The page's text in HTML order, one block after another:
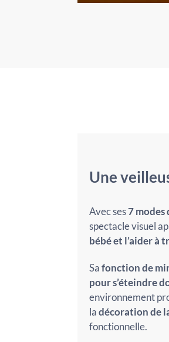
Une
Avec ses7 modes
spectacle visuel
bébé et l’aider à
Safonction de
pour s’éteindre
environnement
ladécoration de
fonctionnelle.